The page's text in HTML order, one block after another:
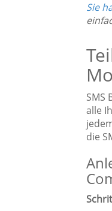
Sie
SMS
alle
die